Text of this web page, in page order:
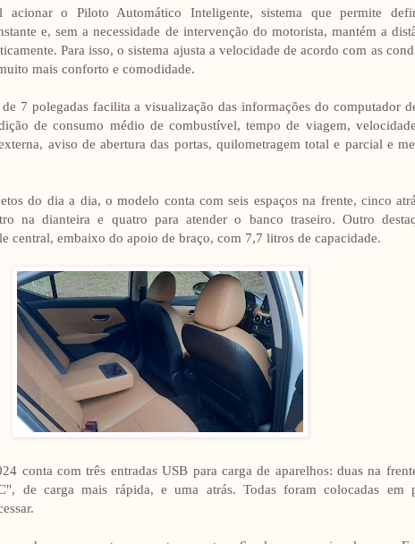
acionar o Piloto Automático Inteligente, sistema que permite
e, sem a necessidade de intervenção do motorista, mantém a
Para isso, o sistema ajusta a velocidade de acordo com as
mais conforto e comodidade.
7 polegadas facilita a visualização das informações do computador
de consumo médio de combustível, tempo de viagem,
aviso de abertura das portas, quilometragem total e parcial e
do dia a dia, o modelo conta com seis espaços na frente, cinco
na dianteira e quatro para atender o banco traseiro. Outro
central, embaixo do apoio de braço, com 7,7 litros de capacidade.
conta com três entradas USB para carga de aparelhos: duas na
de carga mais rápida, e uma atrás. Todas foram colocadas em